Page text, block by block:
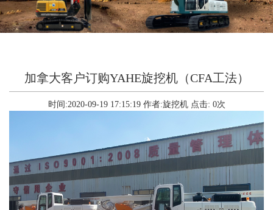
加拿大客户订购YAHE旋挖机（CFA工法）
时间:2020-09-19 17:15:19 作者:旋挖机 点击: 0次